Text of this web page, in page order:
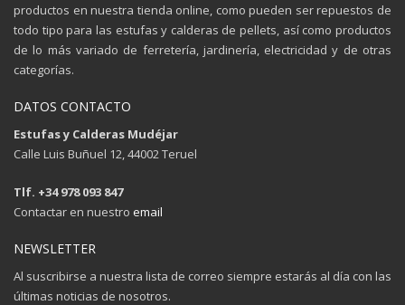
productos en nuestra tienda online, como pueden ser repuestos de
todo tipo para las estufas y calderas de pellets, así como productos
de lo más variado de ferretería, jardinería, electricidad y de otras
categorías.
DATOS CONTACTO
Estufas y Calderas Mudéjar
Calle Luis Buñuel 12, 44002 Teruel
Tlf. +34 978 093 847
Contactar en nuestro email
NEWSLETTER
Al suscribirse a nuestra lista de correo siempre estarás al día con las
últimas noticias de nosotros.